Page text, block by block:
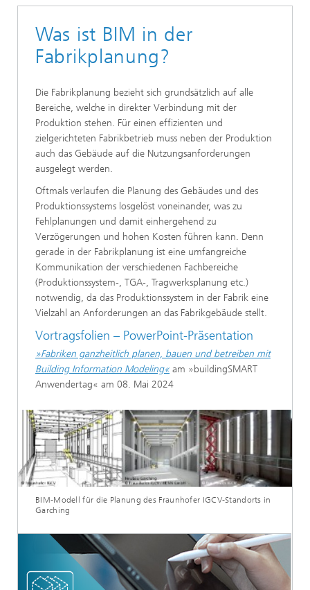
Was ist BIM in der
Fabrikplanung?
Die Fabrikplanung bezieht sich grundsätzlich auf alle
Bereiche, welche in direkter Verbindung mit der
Produktion stehen. Für einen effizienten und
zielgerichteten Fabrikbetrieb muss neben der Produktion
auch das Gebäude auf die Nutzungsanforderungen
ausgelegt werden.
Oftmals verlaufen die Planung des Gebäudes und des
Produktionssystems losgelöst voneinander, was zu
Fehlplanungen und damit einhergehend zu
Verzögerungen und hohen Kosten führen kann. Denn
gerade in der Fabrikplanung ist eine umfangreiche
Kommunikation der verschiedenen Fachbereiche
(Produktionssystem-, TGA-, Tragwerksplanung etc.)
notwendig, da das Produktionssystem in der Fabrik eine
Vielzahl an Anforderungen an das Fabrikgebäude stellt.
Vortragsfolien – PowerPoint-Präsentation
»Fabriken ganzheitlich planen, bauen und betreiben mit
Building Information Modeling« am »buildingSMART
Anwendertag« am 08. Mai 2024
BIM-Modell für die Planung des Fraunhofer IGCV-Standorts in
Garching